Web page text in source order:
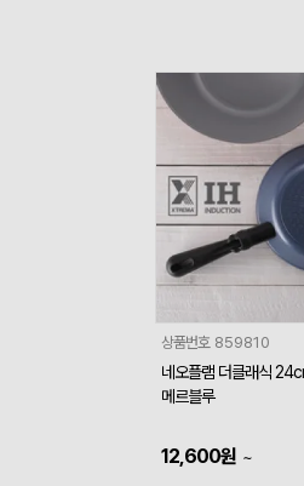
상품번호 859810
네오플램 더클래식
메르블루
12,600원 ~